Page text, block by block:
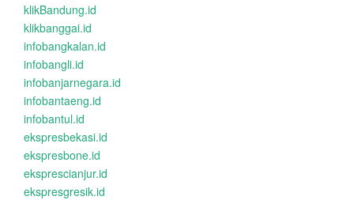
klikBandung.id
klikbanggai.id
infobangkalan.id
infobangli.id
infobanjarnegara.id
infobantaeng.id
infobantul.id
ekspresbekasi.id
ekspresbone.id
eksprescianjur.id
ekspresgresik.id